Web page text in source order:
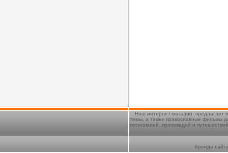
Наш интернет-магазин предлагает
темы, а также православные фильмы
песнопений, проповедей и
Аренда